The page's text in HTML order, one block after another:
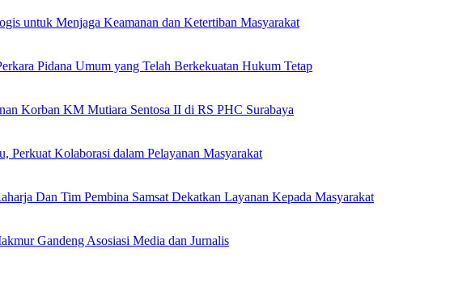
untuk Menjaga Keamanan dan Ketertiban Masyarakat
Pidana Umum yang Telah Berkekuatan Hukum Tetap
Korban KM Mutiara Sentosa II di RS PHC Surabaya
Perkuat Kolaborasi dalam Pelayanan Masyarakat
Dan Tim Pembina Samsat Dekatkan Layanan Kepada Masyarakat
Gandeng Asosiasi Media dan Jurnalis